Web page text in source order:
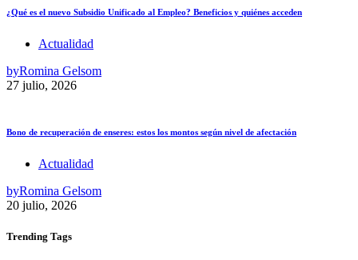
¿Qué es el nuevo Subsidio Unificado al Empleo? Beneficios y quiénes acceden
Actualidad
byRomina Gelsom
27 julio, 2026
Bono de recuperación de enseres: estos los montos según nivel de afectación
Actualidad
byRomina Gelsom
20 julio, 2026
Trending Tags